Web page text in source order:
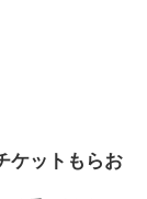
ケットもらお